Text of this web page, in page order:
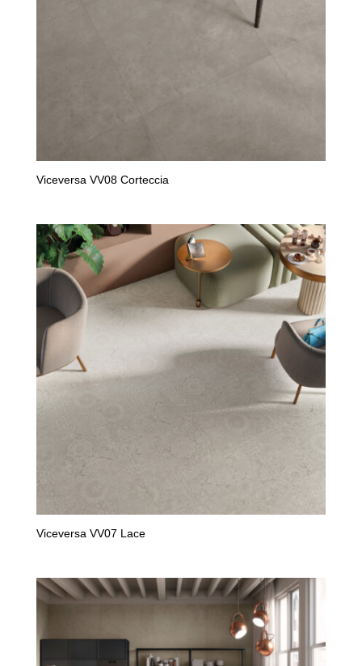
Viceversa VV08 Corteccia
Viceversa VV07 Lace